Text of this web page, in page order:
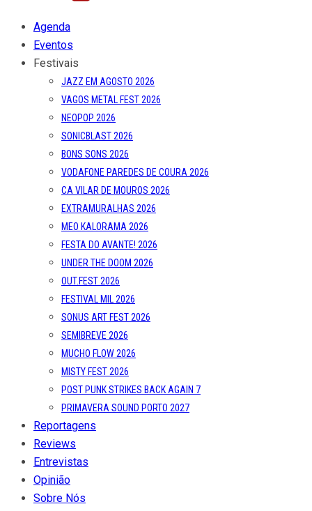
Agenda
Eventos
Festivais
JAZZ EM AGOSTO 2026
VAGOS METAL FEST 2026
NEOPOP 2026
SONICBLAST 2026
BONS SONS 2026
VODAFONE PAREDES DE COURA 2026
CA VILAR DE MOUROS 2026
EXTRAMURALHAS 2026
MEO KALORAMA 2026
FESTA DO AVANTE! 2026
UNDER THE DOOM 2026
OUT.FEST 2026
FESTIVAL MIL 2026
SONUS ART FEST 2026
SEMIBREVE 2026
MUCHO FLOW 2026
MISTY FEST 2026
POST PUNK STRIKES BACK AGAIN 7
PRIMAVERA SOUND PORTO 2027
Reportagens
Reviews
Entrevistas
Opinião
Sobre Nós